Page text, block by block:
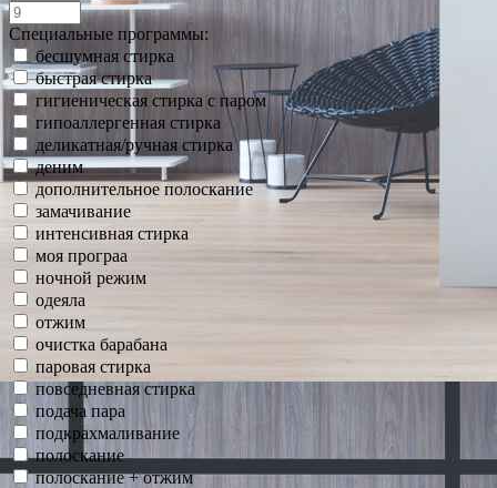
Специальные программы:
бесшумная стирка
быстрая стирка
гигиеническая стирка с паром
гипоаллергенная стирка
деликатная/ручная стирка
деним
дополнительное полоскание
замачивание
интенсивная стирка
моя програа
ночной режим
одеяла
отжим
очистка барабана
паровая стирка
повседневная стирка
подача пара
подкрахмаливание
полоскание
полоскание + отжим